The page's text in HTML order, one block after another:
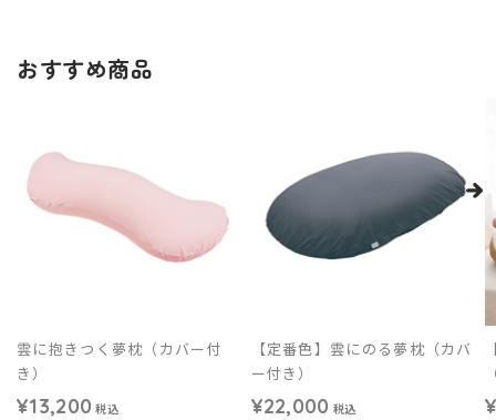
おすすめ商品
雲に抱きつく夢枕（カバー付
き）
¥13,200 税込
【定番色】雲にのる夢枕（カバ
ー付き）
¥22,000 税込